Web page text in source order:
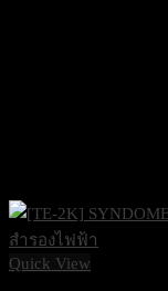
Quick View